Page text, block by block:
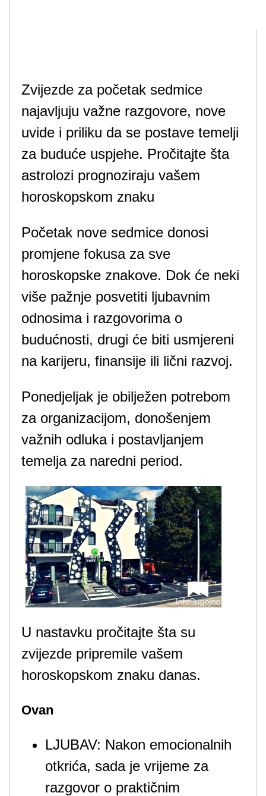
Zvijezde za početak sedmice
najavljuju važne razgovore, nove
uvide i priliku da se postave temelji
za buduće uspjehe. Pročitajte šta
astrolozi prognoziraju vašem
horoskopskom znaku
Početak nove sedmice donosi
promjene fokusa za sve
horoskopske znakove. Dok će neki
više pažnje posvetiti ljubavnim
odnosima i razgovorima o
budućnosti, drugi će biti usmjereni
na karijeru, finansije ili lični razvoj.
Ponedjeljak je obilježen potrebom
za organizacijom, donošenjem
važnih odluka i postavljanjem
temelja za naredni period.
U nastavku pročitajte šta su
zvijezde pripremile vašem
horoskopskom znaku danas.
Ovan
LJUBAV: Nakon emocionalnih
otkrića, sada je vrijeme za
razgovor o praktičnim